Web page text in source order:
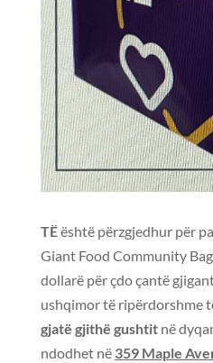
TËështë përzgjedhur për
Giant Food Community
dollarë për çdo çantë
ushqimor të ripërdorshme
gjatë gjithë gushtit në
ndodhet në 359 Maple